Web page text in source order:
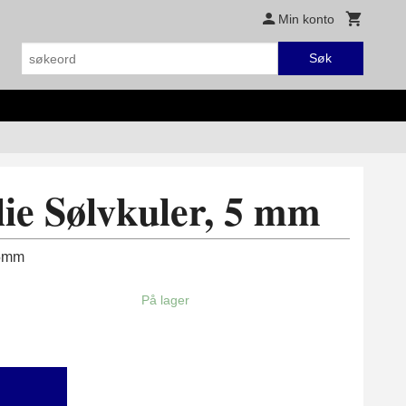
Min konto
Søk
Sølvkuler, 5 mm
På lager